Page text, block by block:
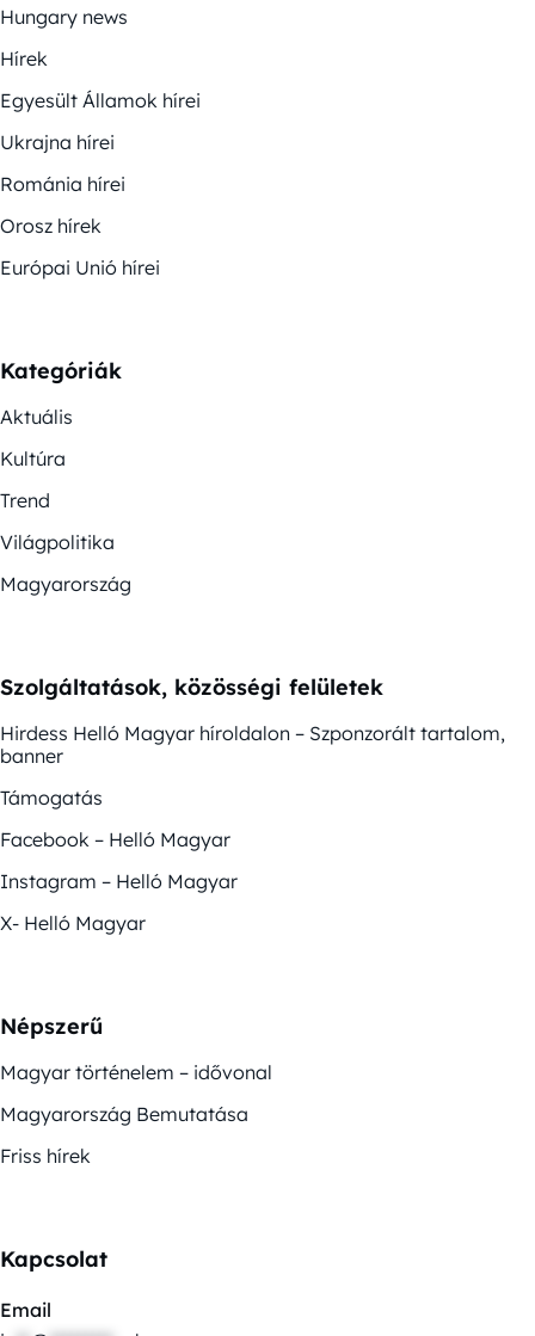
Hungary news
Hírek
Egyesült Államok hírei
Ukrajna hírei
Románia hírei
Orosz hírek
Európai Unió hírei
Kategóriák
Aktuális
Kultúra
Trend
Világpolitika
Magyarország
Szolgáltatások, közösségi felületek
Hirdess Helló Magyar híroldalon – Szponzorált tartalom,
banner
Támogatás
Facebook – Helló Magyar
Instagram – Helló Magyar
X- Helló Magyar
Népszerű
Magyar történelem – idővonal
Magyarország Bemutatása
Friss hírek
Kapcsolat
Email